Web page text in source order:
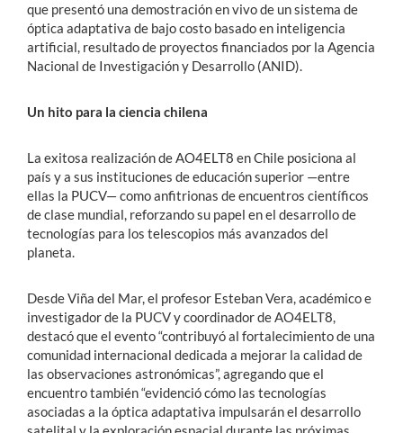
que presentó una demostración en vivo de un sistema de
óptica adaptativa de bajo costo basado en inteligencia
artificial, resultado de proyectos financiados por la Agencia
Nacional de Investigación y Desarrollo (ANID).
Un hito para la ciencia chilena
La exitosa realización de AO4ELT8 en Chile posiciona al
país y a sus instituciones de educación superior —entre
ellas la PUCV— como anfitrionas de encuentros científicos
de clase mundial, reforzando su papel en el desarrollo de
tecnologías para los telescopios más avanzados del
planeta.
Desde Viña del Mar, el profesor Esteban Vera, académico e
investigador de la PUCV y coordinador de AO4ELT8,
destacó que el evento “contribuyó al fortalecimiento de una
comunidad internacional dedicada a mejorar la calidad de
las observaciones astronómicas”, agregando que el
encuentro también “evidenció cómo las tecnologías
asociadas a la óptica adaptativa impulsarán el desarrollo